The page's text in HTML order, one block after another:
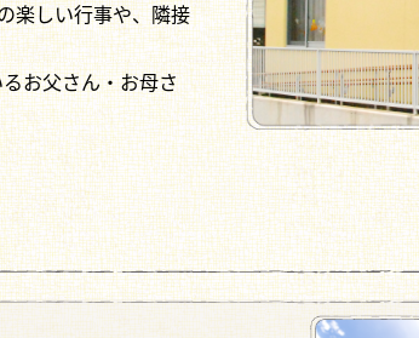
楽しい行事や、隣接
お父さん・お母さ